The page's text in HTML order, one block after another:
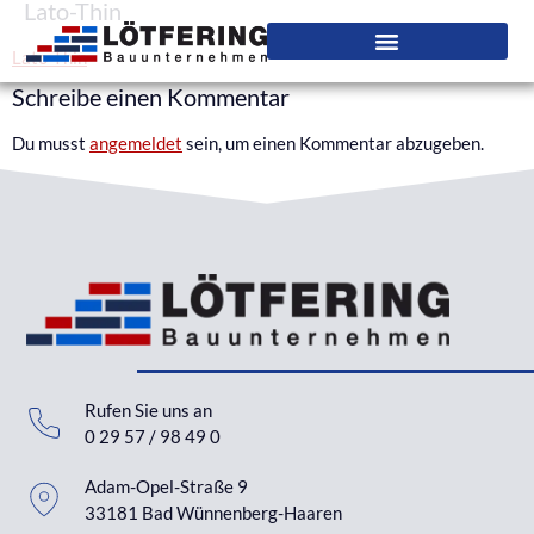
Lato-Thin
Lato-Thin
Schreibe einen Kommentar
Du musst angemeldet sein, um einen Kommentar abzugeben.
Rufen Sie uns an
0 29 57 / 98 49 0
Adam-Opel-Straße 9
33181 Bad Wünnenberg-Haaren